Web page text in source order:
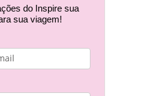
do Inspire sua
sua viagem!